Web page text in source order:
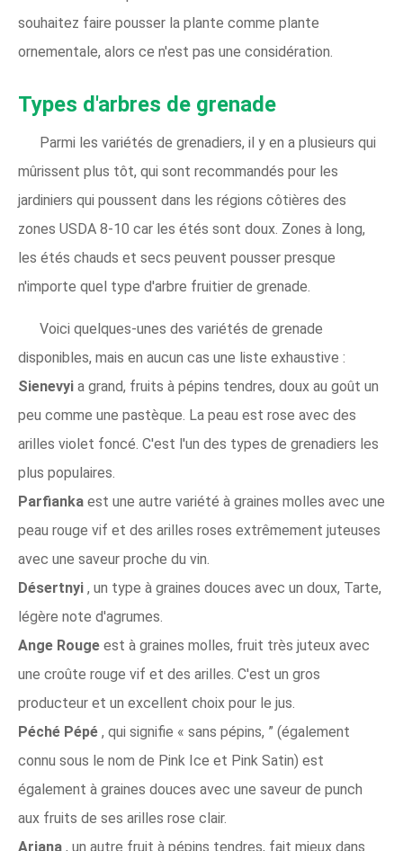
souhaitez faire pousser la plante comme plante
ornementale, alors ce n'est pas une considération.
Types d'arbres de grenade
Parmi les variétés de grenadiers, il y en a plusieurs qui
mûrissent plus tôt, qui sont recommandés pour les
jardiniers qui poussent dans les régions côtières des
zones USDA 8-10 car les étés sont doux. Zones à long,
les étés chauds et secs peuvent pousser presque
n'importe quel type d'arbre fruitier de grenade.
Voici quelques-unes des variétés de grenade
disponibles, mais en aucun cas une liste exhaustive :
Sienevyi a grand, fruits à pépins tendres, doux au goût un
peu comme une pastèque. La peau est rose avec des
arilles violet foncé. C'est l'un des types de grenadiers les
plus populaires.
Parfianka est une autre variété à graines molles avec une
peau rouge vif et des arilles roses extrêmement juteuses
avec une saveur proche du vin.
Désertnyi , un type à graines douces avec un doux, Tarte,
légère note d'agrumes.
Ange Rouge est à graines molles, fruit très juteux avec
une croûte rouge vif et des arilles. C'est un gros
producteur et un excellent choix pour le jus.
Péché Pépé , qui signifie « sans pépins, ” (également
connu sous le nom de Pink Ice et Pink Satin) est
également à graines douces avec une saveur de punch
aux fruits de ses arilles rose clair.
Ariana , un autre fruit à pépins tendres, fait mieux dans